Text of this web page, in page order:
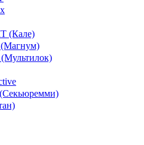
(Кале)
(Секьюремми)